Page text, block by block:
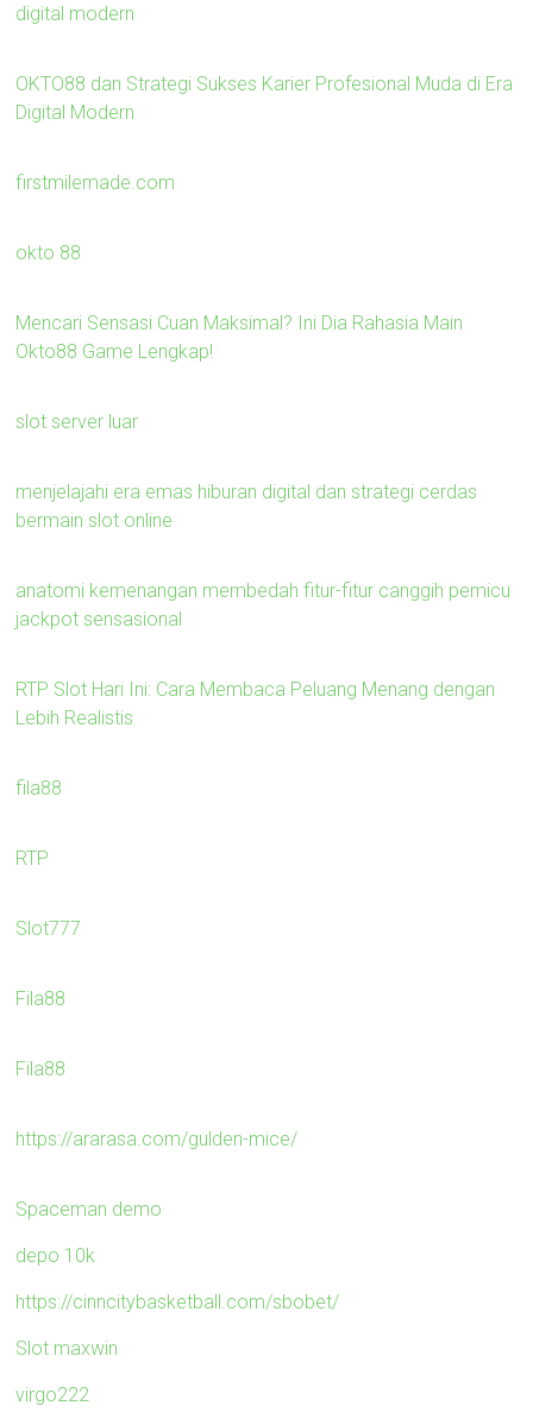
digital modern
OKTO88 dan Strategi Sukses Karier Profesional Muda di Era
Digital Modern
firstmilemade.com
okto 88
Mencari Sensasi Cuan Maksimal? Ini Dia Rahasia Main
Okto88 Game Lengkap!
slot server luar
menjelajahi era emas hiburan digital dan strategi cerdas
bermain slot online
anatomi kemenangan membedah fitur-fitur canggih pemicu
jackpot sensasional
RTP Slot Hari Ini: Cara Membaca Peluang Menang dengan
Lebih Realistis
fila88
RTP
Slot777
Fila88
Fila88
https://ararasa.com/gulden-mice/
Spaceman demo
depo 10k
https://cinncitybasketball.com/sbobet/
Slot maxwin
virgo222